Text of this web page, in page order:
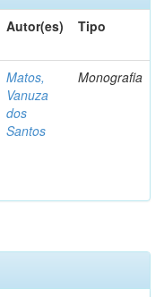
Autor(es) Tipo
Matos,
Vanuza
dos
Santos
Monografia